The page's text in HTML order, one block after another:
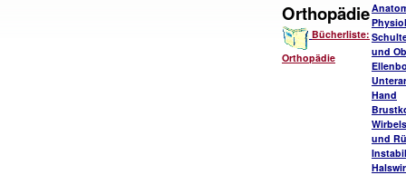
Orthopädie
Bücherliste:
Orthopädie
und
Hand
und